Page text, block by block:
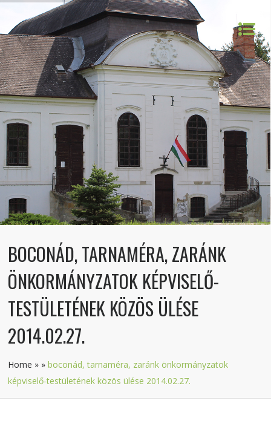
BOCONÁD, TARNAMÉRA, ZARÁNK
ÖNKORMÁNYZATOK KÉPVISELŐ-
TESTÜLETÉNEK KÖZÖS ÜLÉSE
2014.02.27.
Home » »boconád, tarnaméra, zaránk önkormányzatok
képviselő-testületének közös ülése 2014.02.27.